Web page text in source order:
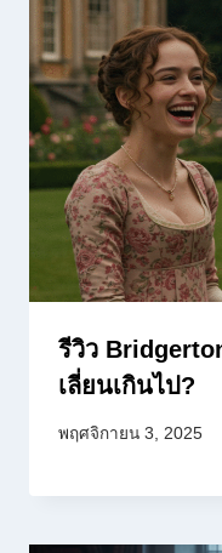
รีวิว
เลี่ยนเกินไป?
พฤศจิกายน 3, 2025